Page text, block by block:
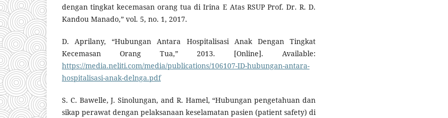
dengan tingkat kecemasan orang tua di Irina E Atas RSUP Prof. Dr. R. D.
Kandou Manado,” vol. 5, no. 1, 2017.
D. Aprilany, “Hubungan Antara Hospitalisasi Anak Dengan Tingkat
Kecemasan Orang Tua,” 2013. [Online]. Available:
https://media.neliti.com/media/publications/106107-ID-hubungan-antara-
hospitalisasi-anak-delnga.pdf
S. C. Bawelle, J. Sinolungan, and R. Hamel, “Hubungan pengetahuan dan
sikap perawat dengan pelaksanaan keselamatan pasien (patient safety) di